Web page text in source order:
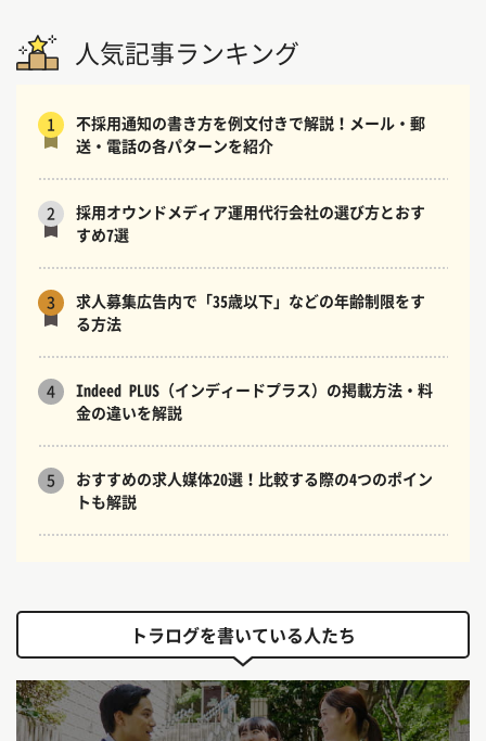
人気記事ランキング
1
不採用通知の書き方を例文付きで解説！メール・郵
送・電話の各パターンを紹介
2
採用オウンドメディア運用代行会社の選び方とおす
すめ7選
3
求人募集広告内で「35歳以下」などの年齢制限をす
る方法
4
Indeed PLUS（インディードプラス）の掲載方法・料
金の違いを解説
5
おすすめの求人媒体20選！比較する際の4つのポイン
トも解説
トラログを書いている人たち